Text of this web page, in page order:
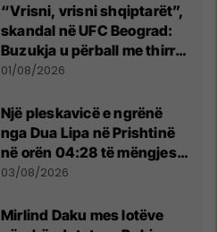
“Vrisni, vrisni shqiptarët”,
skandal në UFC Beograd:
Buzukja u përball me thirrje
anti-shqiptare nga
01/08/2026
Një pleskavicë e ngrënë
nga Dua Lipa në Prishtinë
në orën 04:28 të mëngjesit
- dhe bota digjitale serbe
03/08/2026
Mirlind Daku mes lotëve